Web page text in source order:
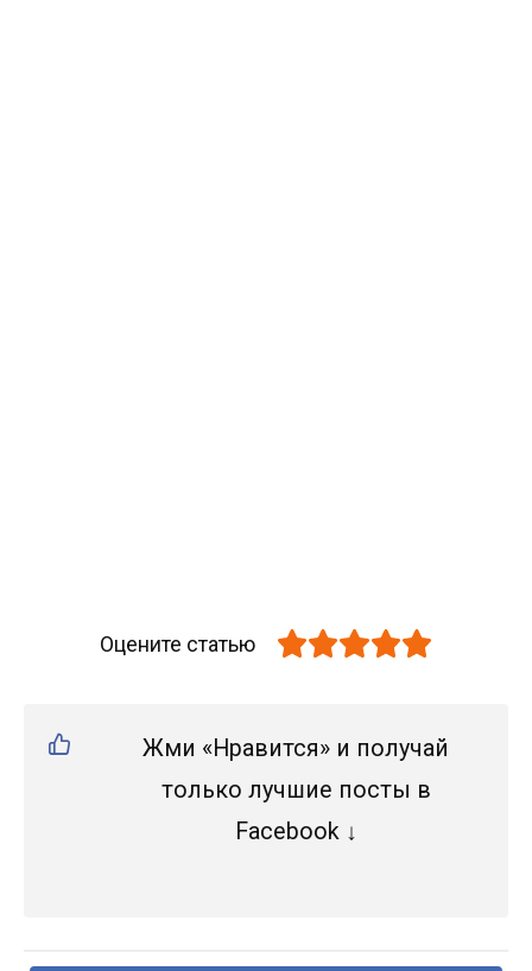
Оцените статью
Жми «Нравится» и получай
только лучшие посты в
Facebook ↓